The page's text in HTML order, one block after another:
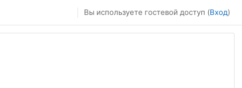
Вы используете гостевой доступ (Вход)